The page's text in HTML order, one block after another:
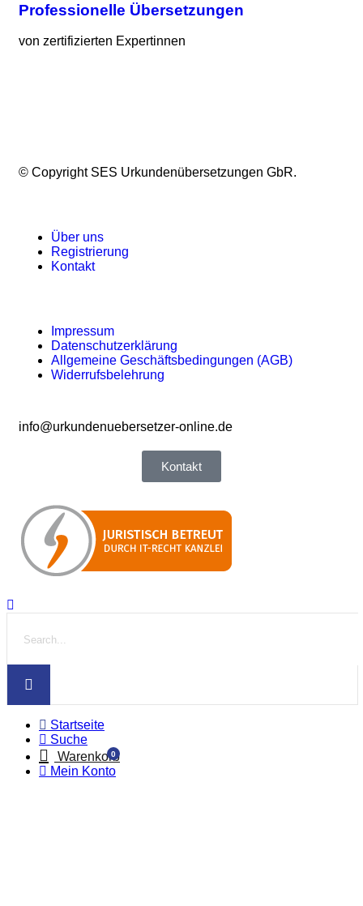
Professionelle Übersetzungen
von zertifizierten Expertinnen
© Copyright SES Urkundenübersetzungen GbR.
Über uns
Registrierung
Kontakt
Impressum
Datenschutzerklärung
Allgemeine Geschäftsbedingungen (AGB)
Widerrufsbelehrung
info@urkundenuebersetzer-online.de
Kontakt
Startseite
Suche
0
Warenkorb
Mein Konto